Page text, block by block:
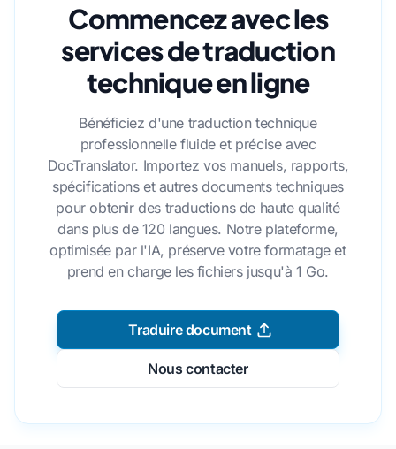
Commencez avec les
services de traduction
technique en ligne
Bénéficiez d'une traduction technique
professionnelle fluide et précise avec
DocTranslator. Importez vos manuels, rapports,
spécifications et autres documents techniques
pour obtenir des traductions de haute qualité
dans plus de 120 langues. Notre plateforme,
optimisée par l'IA, préserve votre formatage et
prend en charge les fichiers jusqu'à 1 Go.
Traduire document
Nous contacter